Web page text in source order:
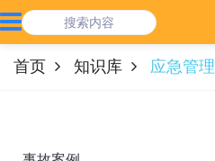
首页 知识库 应急管理